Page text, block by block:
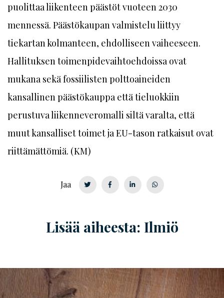
puolittaa liikenteen päästöt vuoteen 2030
mennessä. Päästökaupan valmistelu liittyy
tiekartan kolmanteen, ehdolliseen vaiheeseen.
Hallituksen toimenpidevaihtoehdoissa ovat
mukana sekä fossiilisten polttoaineiden
kansallinen päästökauppa että tieluokkiin
perustuva liikenneveromalli siltä varalta, että
muut kansalliset toimet ja EU-tason ratkaisut ovat
riittämättömiä. (KM)
Jaa
Lisää aiheesta: Ilmiö